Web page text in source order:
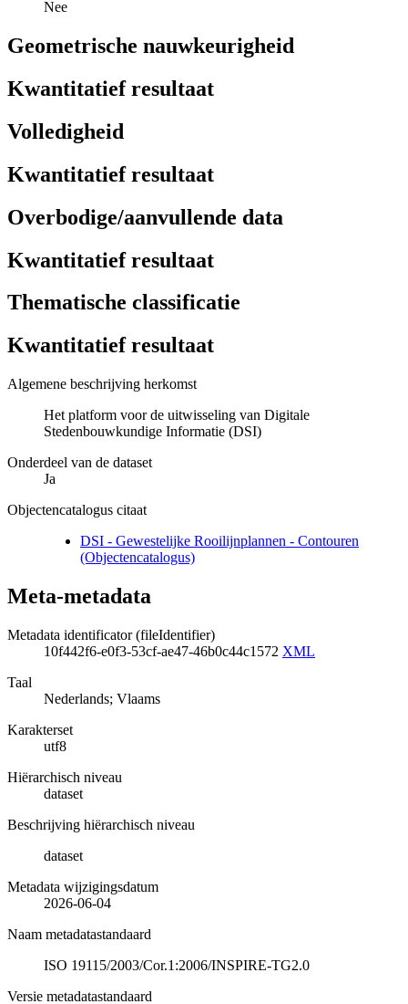
Nee
Geometrische nauwkeurigheid
Kwantitatief resultaat
Volledigheid
Kwantitatief resultaat
Overbodige/aanvullende data
Kwantitatief resultaat
Thematische classificatie
Kwantitatief resultaat
Algemene beschrijving herkomst
Het platform voor de uitwisseling van Digitale
Stedenbouwkundige Informatie (DSI)
Onderdeel van de dataset
Ja
Objectencatalogus citaat
DSI - Gewestelijke Rooilijnplannen - Contouren
(Objectencatalogus)
Meta-metadata
Metadata identificator (fileIdentifier)
10f442f6-e0f3-53cf-ae47-46b0c44c1572 XML
Taal
Nederlands; Vlaams
Karakterset
utf8
Hiërarchisch niveau
dataset
Beschrijving hiërarchisch niveau
dataset
Metadata wijzigingsdatum
2026-06-04
Naam metadatastandaard
ISO 19115/2003/Cor.1:2006/INSPIRE-TG2.0
Versie metadatastandaard